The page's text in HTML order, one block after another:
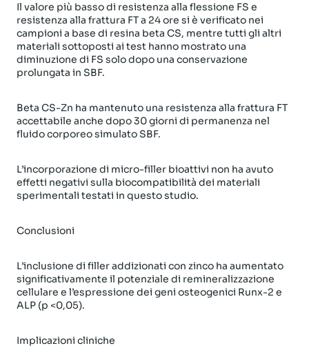
Il valore più basso di resistenza alla flessione FS e
resistenza alla frattura FT a 24 ore si è verificato nei
campioni a base di resina beta CS, mentre tutti gli altri
materiali sottoposti ai test hanno mostrato una
diminuzione di FS solo dopo una conservazione
prolungata in SBF.
Beta CS-Zn ha mantenuto una resistenza alla frattura FT
accettabile anche dopo 30 giorni di permanenza nel
fluido corporeo simulato SBF.
L’incorporazione di micro-filler bioattivi non ha avuto
effetti negativi sulla biocompatibilità dei materiali
sperimentali testati in questo studio.
Conclusioni
L’inclusione di filler addizionati con zinco ha aumentato
significativamente il potenziale di remineralizzazione
cellulare e l’espressione dei geni osteogenici Runx-2 e
ALP (p <0,05).
Implicazioni cliniche